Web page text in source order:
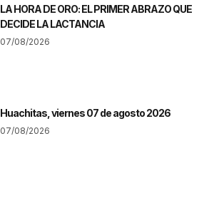
LA HORA DE ORO: EL PRIMER ABRAZO QUE
DECIDE LA LACTANCIA
07/08/2026
Huachitas, viernes 07 de agosto 2026
07/08/2026